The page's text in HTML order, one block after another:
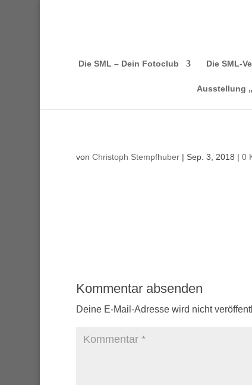
Die SML – Dein Fotoclub Die SML-
Ausstellung
von Christoph Stempfhuber| Sep. 3, 2018 | 0
Kommentar absenden
Deine E-Mail-Adresse wird nicht